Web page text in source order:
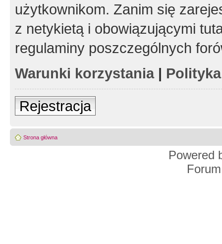
użytkownikom. Zanim się
z netykietą i obowiązującymi
regulaminy poszczególnych
Warunki korzystania|
Rejestracja
Strona główna
Powered